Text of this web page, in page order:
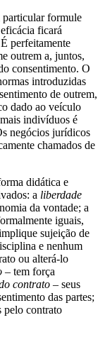
particular formule
ficará
perfeitamente
outrem a, juntos,
consentimento. O
introduzidas
de outrem,
dado ao veículo
indivíduos é
negócios jurídicos
chamados de
didática e
a liberdade
da vontade; a
iguais,
sujeição de
e nenhum
ou alterá-lo
– tem força
contrato – seus
das partes;
pelo contrato